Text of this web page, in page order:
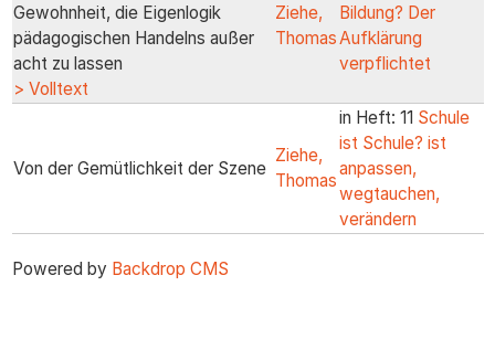
Gewohnheit, die Eigenlogik
pädagogischen Handelns außer
acht zu lassen
> Volltext
Ziehe,
Thomas
Bildung? Der
Aufklärung
verpflichtet
Von der Gemütlichkeit der Szene
Ziehe,
Thomas
in Heft: 11 Schule
ist Schule? ist
anpassen,
wegtauchen,
verändern
Powered by Backdrop CMS